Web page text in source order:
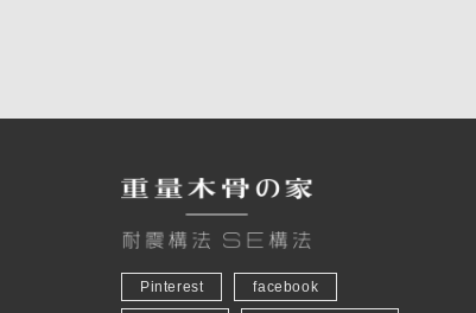
Pinterest facebook